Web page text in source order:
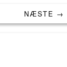
NÆSTE →